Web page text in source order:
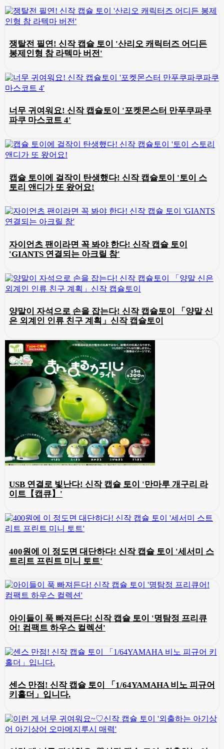
쟁탈전 필연! 신작 캡슐 토이 '산리오 캐릭터즈 어디든
봉제인형 참 라텍마 버전'
너무 귀여워요! 신작 캡슐토이 '포켓몬스터 만푸쿠파쿠
파쿠 마스코트 4'
캡슐 토이에 걸작이 탄생했다! 신작 캡슐토이 '토이 스
토리 앤디가 또 왔어요!
자이언츠 팬이라면 꼭 봐야 한다! 신작 캡슐 토이
'GIANTS 연결되는 아크릴 참'
양말이 자석으로 손을 잡는다! 신작 캡슐토이 「양말 신
은 외계인 인류 친구 계획」신작 캡슐토이
USB 연결로 빛난다! 신작 캡슐 토이 '만마루 개구리 라
이트【캡큐】'
400원에 이 정도면 대단하다! 신작 캡슐 토이 '세서미 스
트리트 프린트 미니 토트'
아이들이 푹 빠져든다! 신작 캡슐 토이 '명탐정 프리큐
어! 컴팩트 하우스 컬렉션'
센스 만점! 신작 캡슐 토이 「1/64YAMAHA 비노 피규어
키홀더」입니다.